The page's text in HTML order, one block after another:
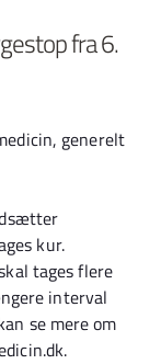
fra 6.
generelt
kur.
tages flere
interval
se mere om